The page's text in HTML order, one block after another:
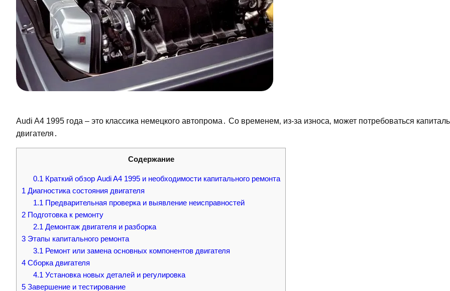
Audi A4 1995 года – это классика немецкого автопрома․ Со временем‚ из-за износа‚ может потребоваться
двигателя․
Содержание
0.1 Краткий обзор Audi A4 1995 и необходимости капитального ремонта
1 Диагностика состояния двигателя
1.1 Предварительная проверка и выявление неисправностей
2 Подготовка к ремонту
2.1 Демонтаж двигателя и разборка
3 Этапы капитального ремонта
3.1 Ремонт или замена основных компонентов двигателя
4 Сборка двигателя
4.1 Установка новых деталей и регулировка
5 Завершение и тестирование